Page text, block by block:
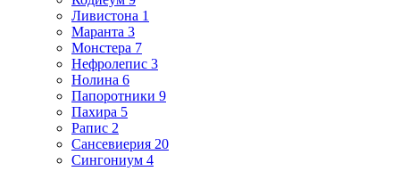
Ливистона 1
Маранта 3
Монстера 7
Нефролепис 3
Нолина 6
Папоротники 9
Пахира 5
Рапис 2
Сансевиерия 20
Сингониум 4